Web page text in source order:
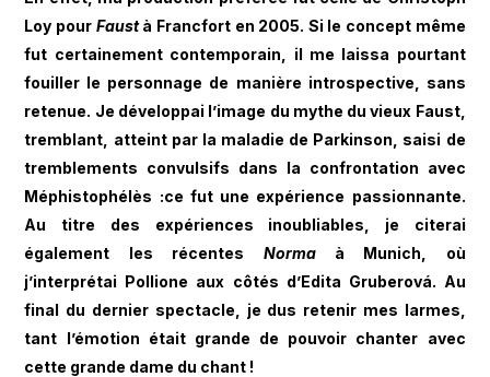
Loy pour Faustà Francfort en 2005. Si le concept même
fut certainement contemporain, il me laissa pourtant
fouiller le personnage de manière introspective, sans
retenue. Je développai l’image du mythe du vieux Faust,
tremblant, atteint par la maladie de Parkinson, saisi de
tremblements convulsifs dans la confrontation avec
Méphistophélès :ce fut une expérience passionnante.
Au titre des expériences inoubliables, je citerai
également les récentes Normaà Munich, où
j’interprétai Pollione aux côtés d’Edita Gruberová. Au
final du dernier spectacle, je dus retenir mes larmes,
tant l’émotion était grande de pouvoir chanter avec
cette grande dame du chant !